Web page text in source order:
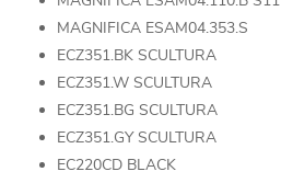
MAGNIFICA ESAM04.353.S
ECZ351.BK SCULTURA
ECZ351.W SCULTURA
ECZ351.BG SCULTURA
ECZ351.GY SCULTURA
EC220CD BLACK